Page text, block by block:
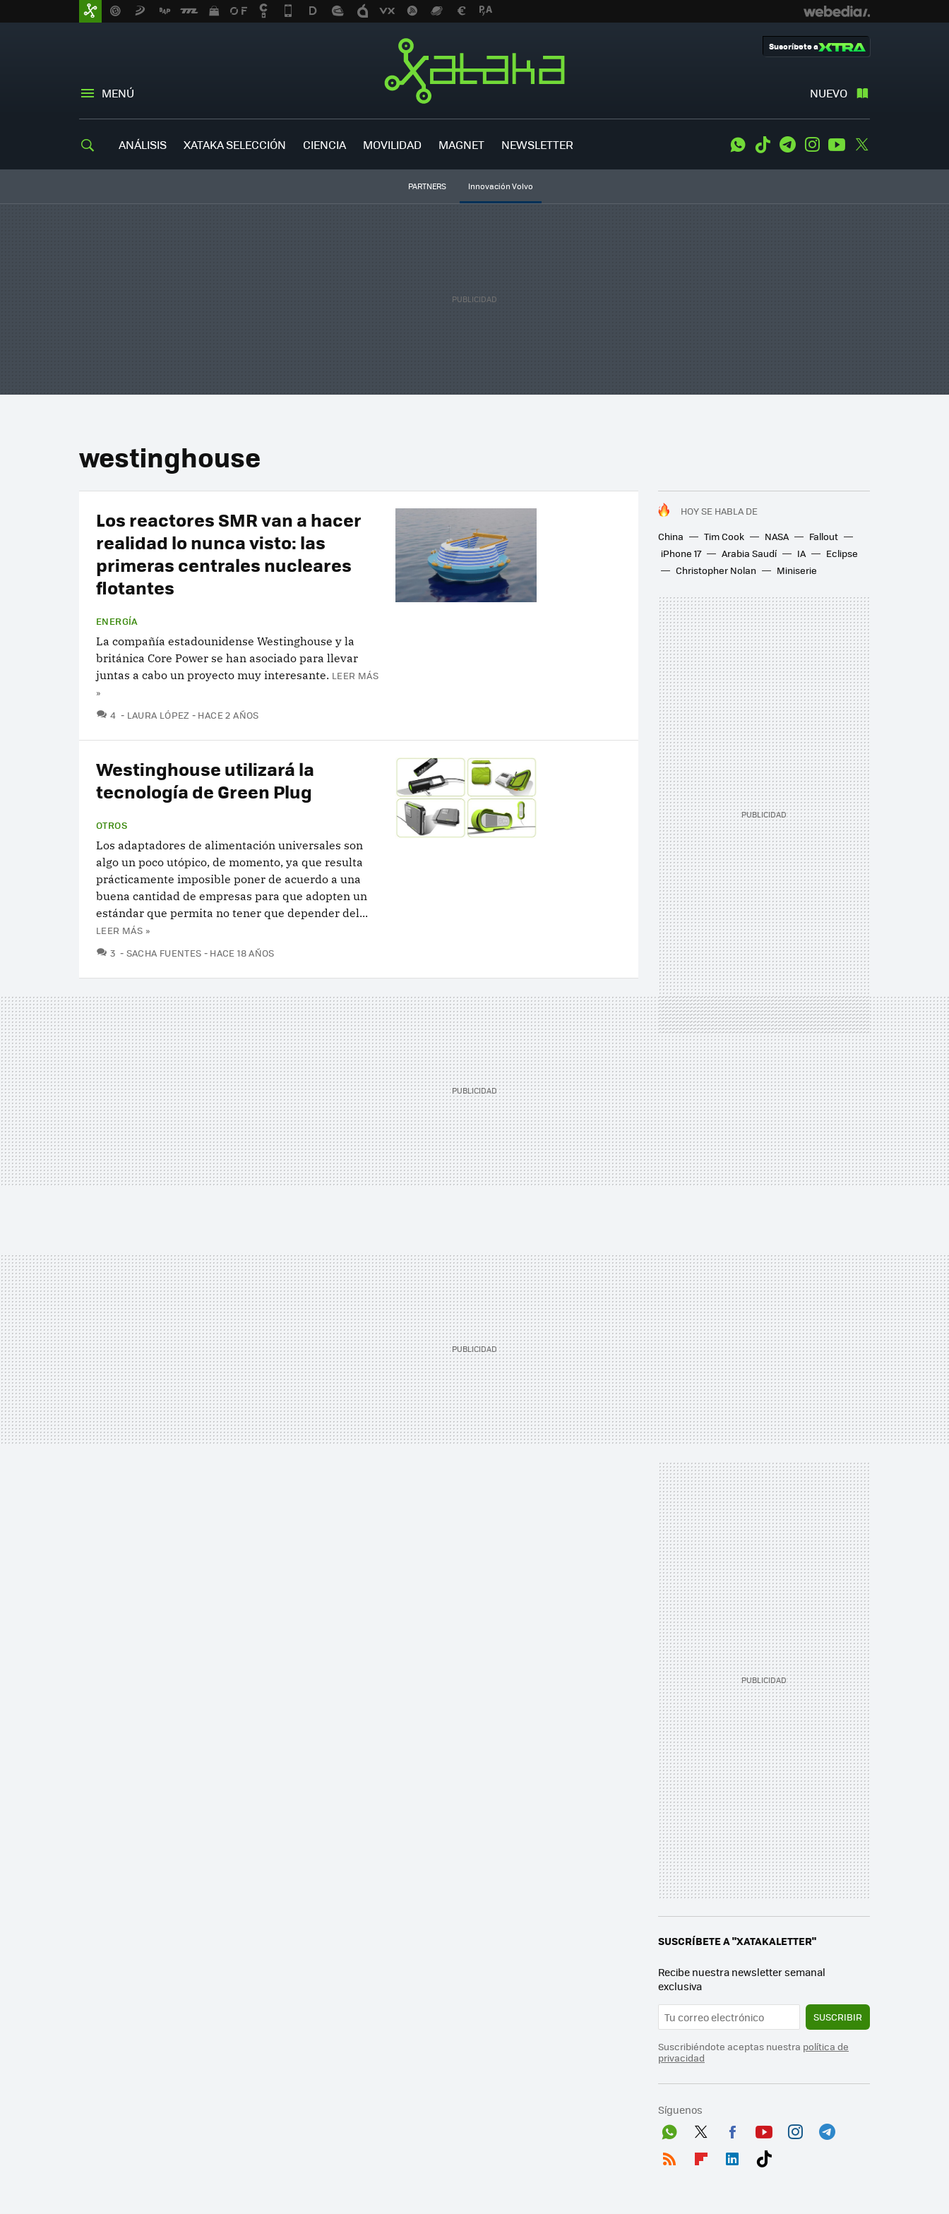
MENÚ NUEVO
Suscríbete a
ANÁLISIS XATAKA SELECCIÓN CIENCIA MOVILIDAD MAGNET NEWSLETTER WhatsApp
Tiktok TelegramInstagramYoutube
PARTNERS Innovación Volvo
westinghouse
HOY SE HABLA DE
China
Tim Cook NASA
Fallout
iPhone 17
Arabia Saudí IA
Eclipse
Christopher Nolan
Miniserie
Los reactores SMR van a hacer
realidad lo nunca visto: las
primeras centrales nucleares
flotantes
ENERGÍA
La compañía estadounidense Westinghouse y la
británica Core Power se han asociado para llevar
juntas a cabo un proyecto muy interesante. LEER MÁS
»
4 COMENTARIOS
LAURA LÓPEZ HACE 2 AÑOS
Westinghouse utilizará la
tecnología de Green Plug
OTROS
Los adaptadores de alimentación universales son
algo un poco utópico, de momento, ya que resulta
prácticamente imposible poner de acuerdo a una
buena cantidad de empresas para que adopten un
estándar que permita no tener que depender del...
LEER MÁS »
3 COMENTARIOS
SACHA FUENTES HACE 18 AÑOS
SUSCRÍBETE A "XATAKALETTER"
Recibe nuestra newsletter semanal
exclusiva
SUSCRIBIR
Suscribiéndote aceptas nuestra política de
privacidad
Síguenos
Wh
Twit
Fac
You